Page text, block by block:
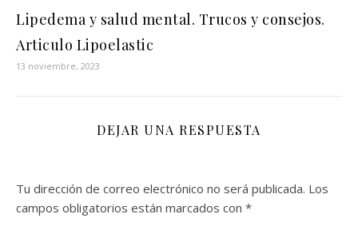
Lipedema y salud mental. Trucos y consejos.
Articulo Lipoelastic
13 noviembre, 2023
DEJAR UNA RESPUESTA
Tu dirección de correo electrónico no será publicada. Los
campos obligatorios están marcados con *